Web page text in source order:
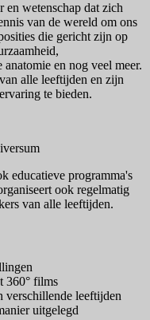
en wetenschap dat zich
van de wereld om ons
die gericht zijn op
en nog veel meer.
alle leeftijden en zijn
te bieden.
educatieve programma's
ook regelmatig
van alle leeftijden.
360° films
verschillende leeftijden
uitgelegd